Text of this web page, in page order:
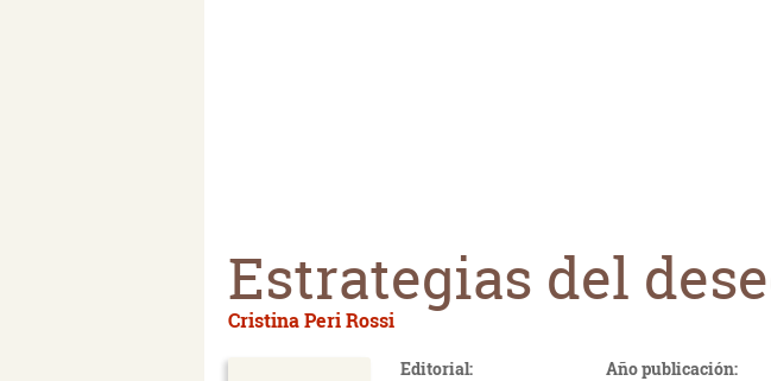
Estrategias del
Cristina Peri Rossi
Editorial: Año publicación: